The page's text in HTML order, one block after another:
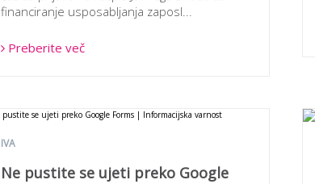
financiranje usposabljanja zaposl...
Preberite več
IVA
Ne pustite se ujeti preko Google